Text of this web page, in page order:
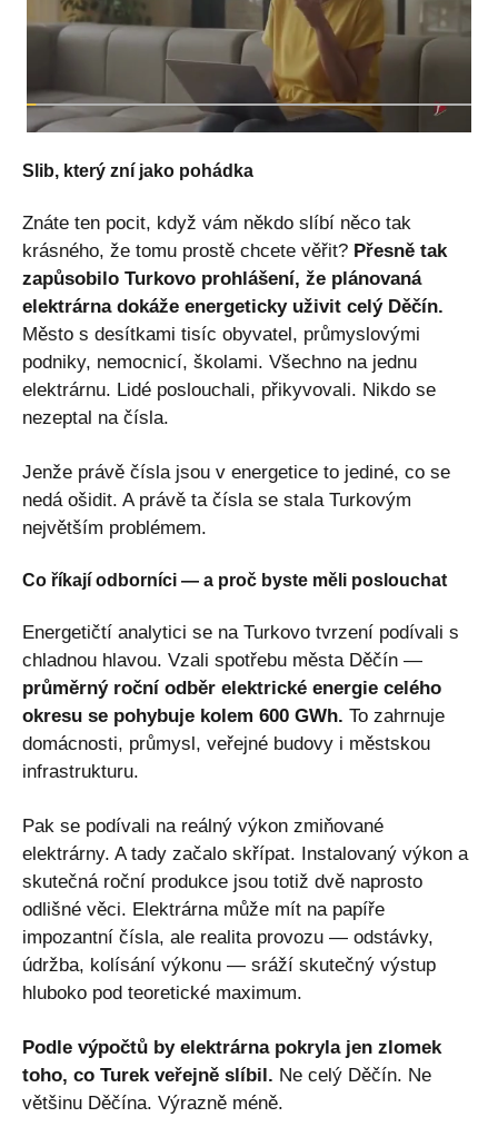
Slib, který zní jako pohádka
Znáte ten pocit, když vám někdo slíbí něco tak
krásného, že tomu prostě chcete věřit? Přesně tak
zapůsobilo Turkovo prohlášení, že plánovaná
elektrárna dokáže energeticky uživit celý Děčín.
Město s desítkami tisíc obyvatel, průmyslovými
podniky, nemocnicí, školami. Všechno na jednu
elektrárnu. Lidé poslouchali, přikyvovali. Nikdo se
nezeptal na čísla.
Jenže právě čísla jsou v energetice to jediné, co se
nedá ošidit. A právě ta čísla se stala Turkovým
největším problémem.
Co říkají odborníci — a proč byste měli poslouchat
Energetičtí analytici se na Turkovo tvrzení podívali s
chladnou hlavou. Vzali spotřebu města Děčín —
průměrný roční odběr elektrické energie celého
okresu se pohybuje kolem 600 GWh. To zahrnuje
domácnosti, průmysl, veřejné budovy i městskou
infrastrukturu.
Pak se podívali na reálný výkon zmiňované
elektrárny. A tady začalo skřípat. Instalovaný výkon a
skutečná roční produkce jsou totiž dvě naprosto
odlišné věci. Elektrárna může mít na papíře
impozantní čísla, ale realita provozu — odstávky,
údržba, kolísání výkonu — sráží skutečný výstup
hluboko pod teoretické maximum.
Podle výpočtů by elektrárna pokryla jen zlomek
toho, co Turek veřejně slíbil. Ne celý Děčín. Ne
většinu Děčína. Výrazně méně.